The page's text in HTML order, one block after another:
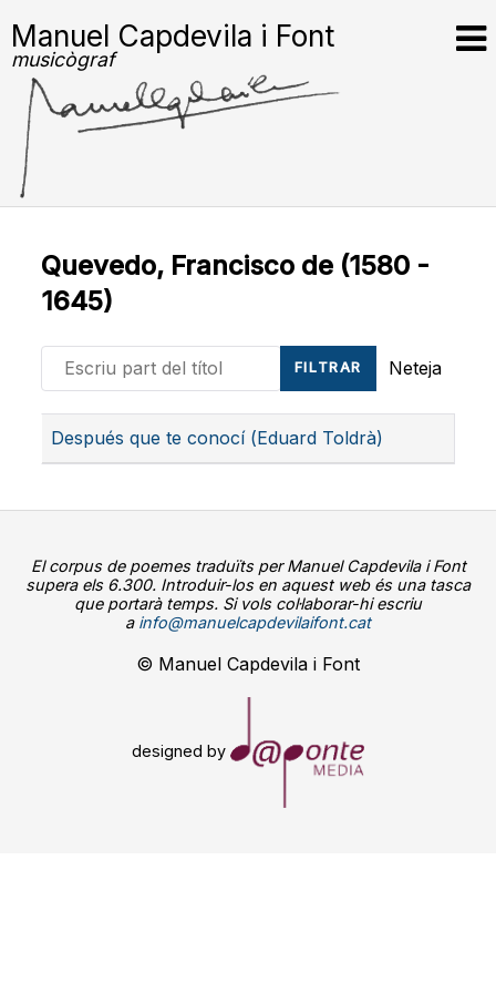
Manuel Capdevila i Font
musicògraf
Quevedo, Francisco de (1580 -
1645)
Escriu part del títol FILTRAR Neteja
Títol
Después que te conocí (Eduard Toldrà)
El corpus de poemes traduïts per Manuel Capdevila i Font
supera els 6.300. Introduir-los en aquest web és una tasca
que portarà temps. Si vols col·laborar-hi escriu
a info@manuelcapdevilaifont.cat
© Manuel Capdevila i Font
designed by